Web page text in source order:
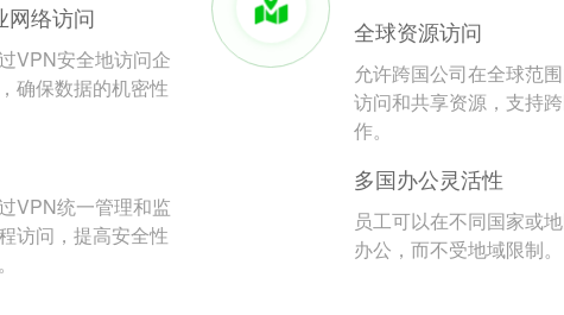
网络访问
VPN安全地访问企
确保数据的机密性
VPN统一管理和监
访问，提高安全性
全球资源访问
允许跨国公司在全球范
访问和共享资源，支持
作。
多国办公灵活性
员工可以在不同国家或
办公，而不受地域限制。